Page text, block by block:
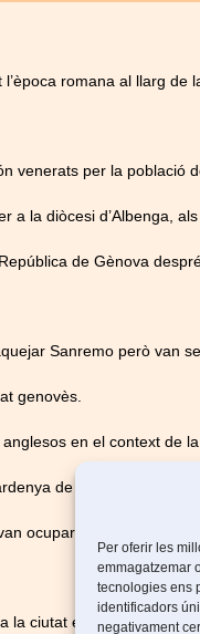
Per oferir les
emmagatzemar
tecnologies ens
identificadors
negativament
romana al llarg de
venerats per la població
a la diòcesi d’Albenga,
de Gènova
Sanremo però van
genovès.
en el context de
de 1752 va
ocupar Sanremo.
la ciutat es va annexionar